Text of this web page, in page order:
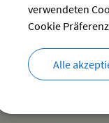
Norbert
Liste
verwendeten
Cookie
Alle